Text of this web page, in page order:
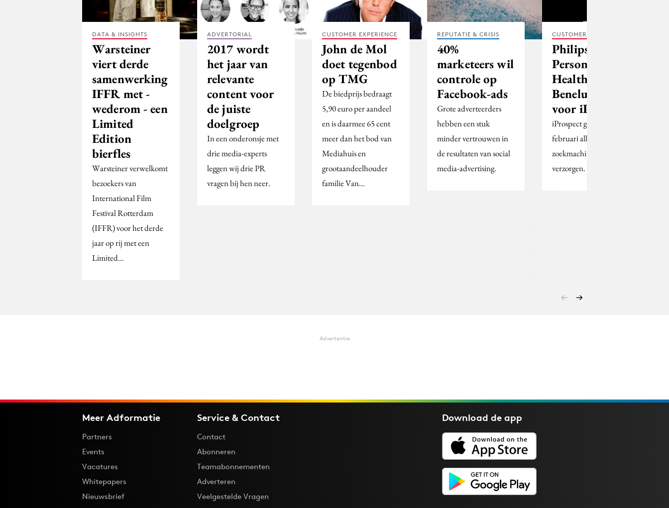
DATA & INSIGHTS
Warsteiner
viert derde
samenwerking
IFFR met -
wederom - een
Limited
Edition
bierfles
Warsteiner verwelkomt
bezoekers van
International Film
Festival Rotterdam
(IFFR) voor het derde
jaar op rij met een
Limited…
ADVERTORIAL
2017 wordt
het jaar van
relevante
content voor
de juiste
doelgroep
In een onderonsje met
drie media-experts
leggen wij drie PR
vragen bij hen neer.
CUSTOMER EXPERIENCE
John de Mol
doet tegenbod
op TMG
De biedprijs bedraagt
5,90 euro per aandeel
en is daarmee 65 cent
meer dan het bod van
Mediahuis en
grootaandeelhouder
familie Van…
REPUTATIE & CRISIS
40%
marketeers wil
controle op
Facebook-ads
Grote adverteerders
hebben een stuk
minder vertrouwen in
de resultaten van social
media-advertising.
CUSTOMER EXPERIENCE
Philips
Personal
Health
Benelux kiest
voor iProspect
iProspect gaat per 1
februari alle
zoekmachinediensten
verzorgen.
Advertentie
Meer Adformatie
Partners
Events
Vacatures
Whitepapers
Nieuwsbrief
Service & Contact
Contact
Abonneren
Teamabonnementen
Adverteren
Veelgestelde Vragen
Download deapp